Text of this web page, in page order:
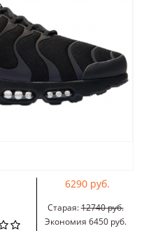
6290 руб.
Старая:12740 руб.
Экономия 6450 руб.